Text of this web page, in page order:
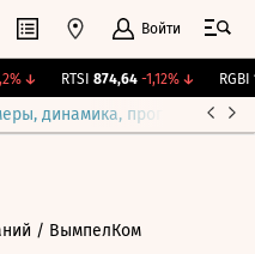
Войти
↓ RTSI 874,64 -1,12%↓ RGBI
динамика, прогнозы
/ ВымпелКом